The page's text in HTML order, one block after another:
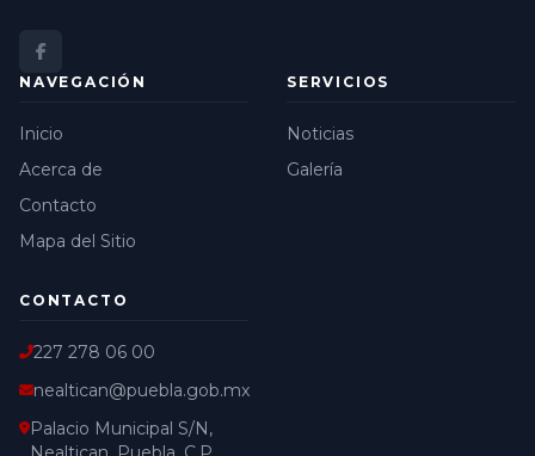
NAVEGACIÓN
Inicio
Acerca de
Contacto
Mapa del Sitio
SERVICIOS
Noticias
Galería
CONTACTO
227 278 06 00
nealtican@puebla.gob.mx
Palacio Municipal S/N,